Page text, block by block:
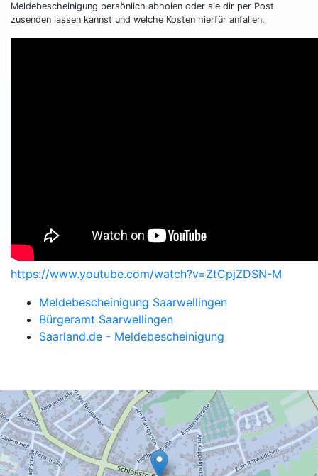
Meldebescheinigung persönlich abholen oder sie dir per Post
zusenden lassen kannst und welche Kosten hierfür anfallen.
https://www.youtube.com/watch?v=ZtCpjZDSN-M
Meldebescheinigung Saarwellingen
Bürgeramt Saarwellingen
Saarland.de - Meldebescheinigung